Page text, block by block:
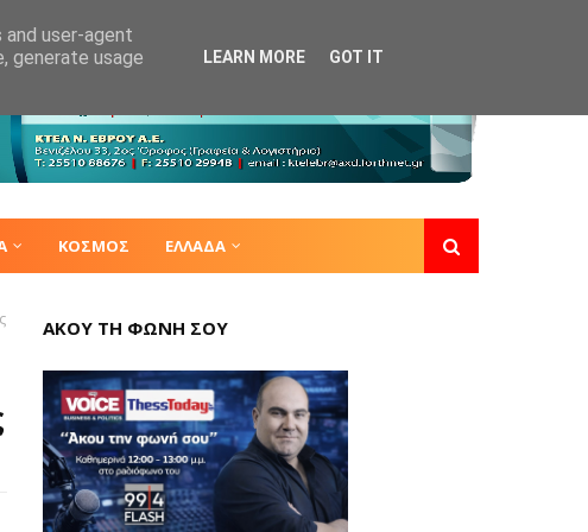
ΚΟΣΜΟΣ ΕΛΛΑΔΑ
ΑΚΟΥ ΤΗ ΦΩΝΗ ΣΟΥ
user-agent
generate usage
LEARN MORE GOT IT